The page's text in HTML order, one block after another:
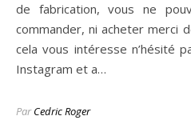
de fabrication, vous ne
commander, ni acheter merci
cela vous intéresse n’hésité
Instagram et a…
ParCedric Roger